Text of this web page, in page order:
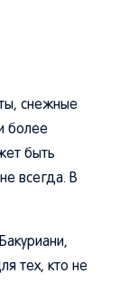
снежные
более
быть
всегда. В
тех, кто не